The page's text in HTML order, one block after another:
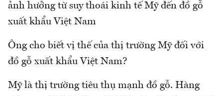
ảnh hưởng từ suy thoái kinh tế Mỹ đến đồ gỗ
xuất khẩu Việt Nam
Ông cho biết vị thế của thị trường Mỹ đối với
đồ gỗ xuất khẩu Việt Nam?
Mỹ là thị trường tiêu thụ mạnh đồ gỗ. Hàng